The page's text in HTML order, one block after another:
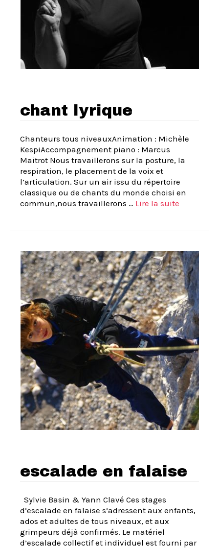
chant lyrique
Chanteurs tous niveauxAnimation : Michèle
KespiAccompagnement piano : Marcus
Maitrot Nous travaillerons sur la posture, la
respiration, le placement de la voix et
l’articulation. Sur un air issu du répertoire
classique ou de chants du monde choisi en
commun,nous travaillerons … Lire la suite­­
escalade en falaise
Sylvie Basin & Yann Clavé Ces stages
d’escalade en falaise s’adressent aux enfants,
ados et adultes de tous niveaux, et aux
grimpeurs déjà confirmés. Le matériel
d’escalade collectif et individuel est fourni par